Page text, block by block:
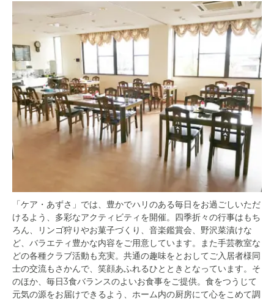
「ケア・あずさ」では、豊かでハリのある毎日をお過ごしいただ
けるよう、多彩なアクティビティを開催。四季折々の行事はもち
ろん、リンゴ狩りやお菓子づくり、音楽鑑賞会、野沢菜漬けな
ど、バラエティ豊かな内容をご用意しています。また手芸教室な
どの各種クラブ活動も充実。共通の趣味をとおしてご入居者様同
士の交流もさかんで、笑顔あふれるひとときとなっています。そ
のほか、毎日3食バランスのよいお食事をご提供。食をつうじて
元気の源をお届けできるよう、ホーム内の厨房にて心をこめて調